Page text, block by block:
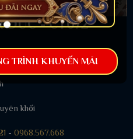
ĐÚC - CT072
khối
- 0968.567.668
TRÌNH KHUYẾN MÃI